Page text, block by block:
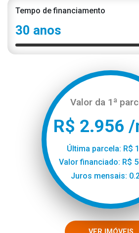
Tempo de financiamento
30 anos
Valor da 1ª
R$ 2.956
Última parcela: R$
Valor financiado: R$
Juros mensais: